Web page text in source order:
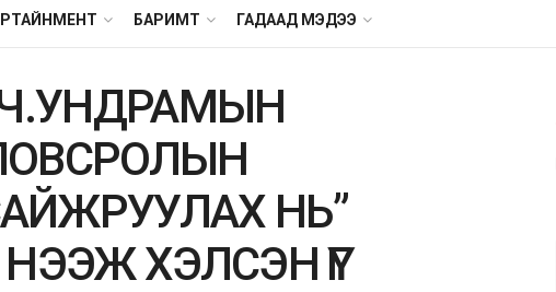
БАРИМТ ГАДААД МЭДЭЭ
Ч.УНДРАМЫН
НЬ”
НЭЭЖ ХЭЛСЭН ҮГ